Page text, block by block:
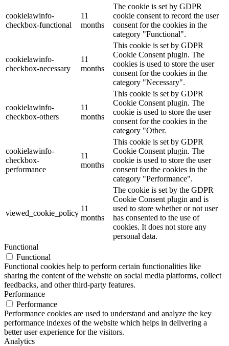
cookielawinfo-
checkbox-functional
11
months
The cookie is set by GDPR
cookie consent to record the user
consent for the cookies in the
category "Functional".
cookielawinfo-
checkbox-necessary
11
months
This cookie is set by GDPR
Cookie Consent plugin. The
cookies is used to store the user
consent for the cookies in the
category "Necessary".
cookielawinfo-
checkbox-others
11
months
This cookie is set by GDPR
Cookie Consent plugin. The
cookie is used to store the user
consent for the cookies in the
category "Other.
cookielawinfo-
checkbox-
performance
11
months
This cookie is set by GDPR
Cookie Consent plugin. The
cookie is used to store the user
consent for the cookies in the
category "Performance".
viewed_cookie_policy
11
months
The cookie is set by the GDPR
Cookie Consent plugin and is
used to store whether or not user
has consented to the use of
cookies. It does not store any
personal data.
Functional
Functional
Functional cookies help to perform certain functionalities like
sharing the content of the website on social media platforms, collect
feedbacks, and other third-party features.
Performance
Performance
Performance cookies are used to understand and analyze the key
performance indexes of the website which helps in delivering a
better user experience for the visitors.
Analytics